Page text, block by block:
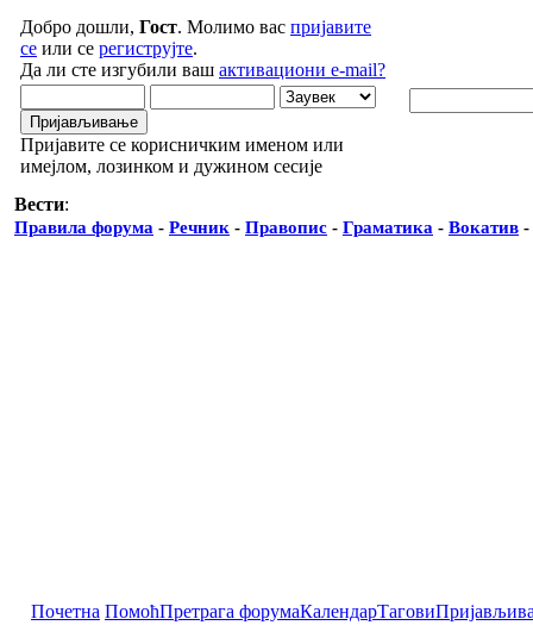
Добро дошли, Гост. Молимо вас пријавите
се или се региструјте.
Да ли сте изгубили ваш активациони e-mail?
Пријавите се корисничким именом или
имејлом, лозинком и дужином сесије
Вести:
Правила форума - Речник - Правопис - Граматика - Вокатив -
Почетна ПомоћПретрага форумаКалендарТагови